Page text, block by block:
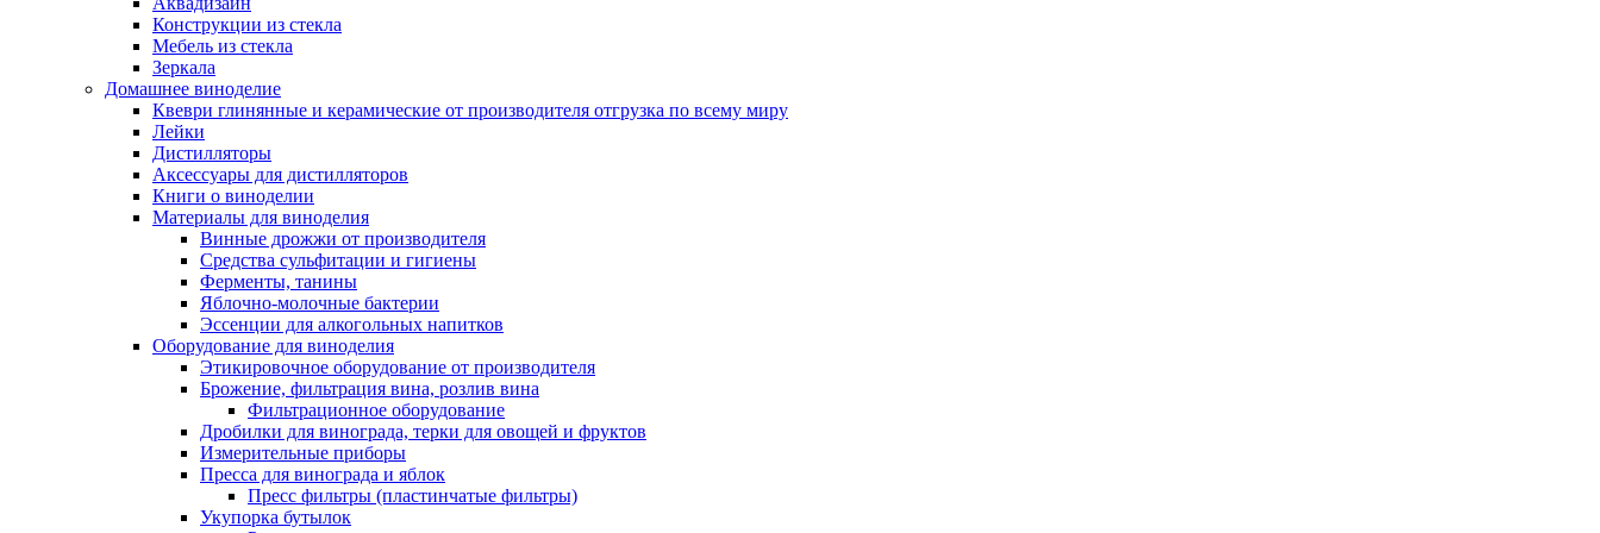
Конструкции из стекла
Мебель из стекла
Зеркала
Домашнее виноделие
Квеври глинянные и керамические от производителя отгрузка по всему миру
Лейки
Дистилляторы
Аксессуары для дистилляторов
Книги о виноделии
Материалы для виноделия
Винные дрожжи от производителя
Средства сульфитации и гигиены
Ферменты, танины
Яблочно-молочные бактерии
Эссенции для алкогольных напитков
Оборудование для виноделия
Этикировочное оборудование от производителя
Брожение, фильтрация вина, розлив вина
Фильтрационное оборудование
Дробилки для винограда, терки для овощей и фруктов
Измерительные приборы
Пресса для винограда и яблок
Пресс фильтры (пластинчатые фильтры)
Укупорка бутылок